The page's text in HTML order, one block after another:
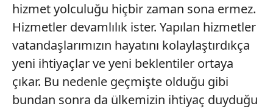
6698 sayılı Kişisel Verilerin Korunması Kanunu uyarınca
hazırlanmış Aydınlatma Metnimizi okumak ve sitemizde
ilgili mevzuata uygun olarak kullanılan çerezlerle ilgili bilgi
almak için lütfentıklayınız.
hizmet yolculuğu hiçbir zaman sona ermez.
Hizmetler devamlılık ister. Yapılan hizmetler
vatandaşlarımızın hayatını kolaylaştırdıkça
yeni ihtiyaçlar ve yeni beklentiler ortaya
çıkar. Bu nedenle geçmişte olduğu gibi
bundan sonra da ülkemizin ihtiyaç duyduğu